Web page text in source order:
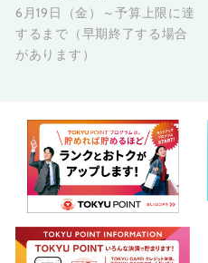
6月19日（金）～予算上限に達
するまで（早期終了する場合
があります）